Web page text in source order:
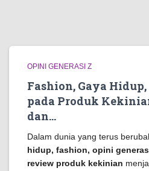
OPINI GENERASI Z
Fashion, Gaya
pada Produk
dan…
Dalam dunia yang terus
hidup, fashion, opini
review produk kekinian